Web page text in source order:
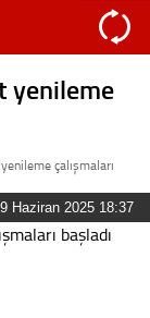
yenileme
çalışmaları
Haziran 2025 18:37